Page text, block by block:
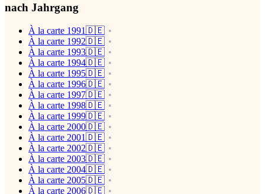
nach Jahrgang
À la carte 1991🇩🇪
À la carte 1992🇩🇪
À la carte 1993🇩🇪
À la carte 1994🇩🇪
À la carte 1995🇩🇪
À la carte 1996🇩🇪
À la carte 1997🇩🇪
À la carte 1998🇩🇪
À la carte 1999🇩🇪
À la carte 2000🇩🇪
À la carte 2001🇩🇪
À la carte 2002🇩🇪
À la carte 2003🇩🇪
À la carte 2004🇩🇪
À la carte 2005🇩🇪
À la carte 2006🇩🇪